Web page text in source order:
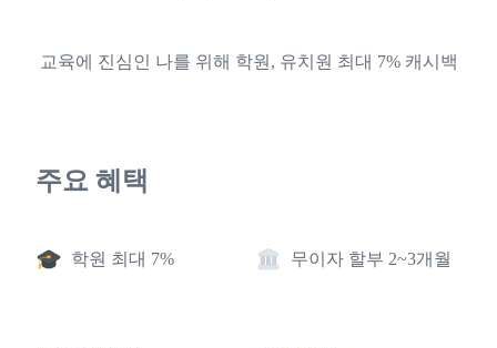
교육에 진심인 나를 위해 학원, 유치원 최대 7% 캐시백
주요 혜택
학원 최대 7% 무이자 할부 2~3개월